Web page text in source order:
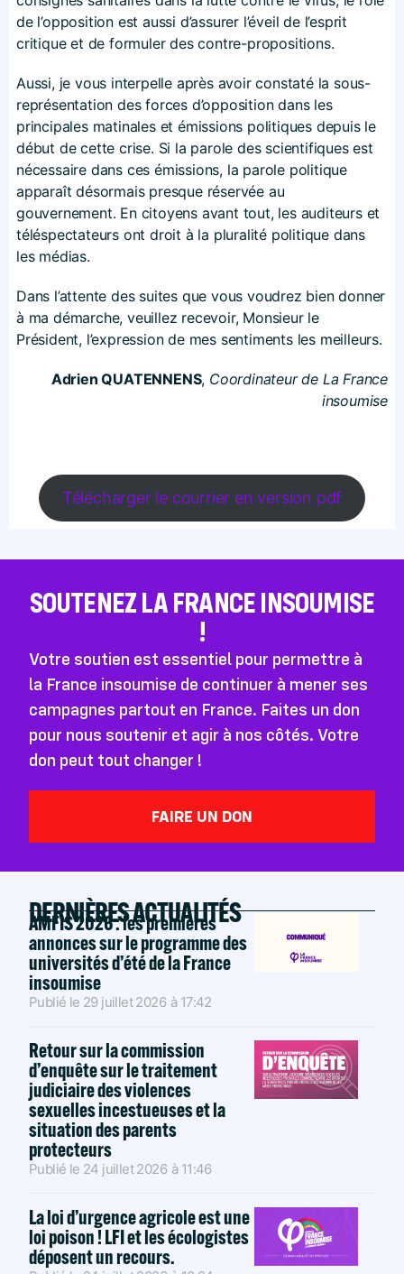
de l’opposition est aussi d’assurer l’éveil de l’esprit
critique et de formuler des contre-propositions.
Aussi, je vous interpelle après avoir constaté la sous-
représentation des forces d’opposition dans les
principales matinales et émissions politiques depuis le
début de cette crise. Si la parole des scientifiques est
nécessaire dans ces émissions, la parole politique
apparaît désormais presque réservée au
gouvernement. En citoyens avant tout, les auditeurs et
téléspectateurs ont droit à la pluralité politique dans
les médias.
Dans l’attente des suites que vous voudrez bien donner
à ma démarche, veuillez recevoir, Monsieur le
Président, l’expression de mes sentiments les meilleurs.
Adrien QUATENNENS, Coordinateur de La France
insoumise
Télécharger le courrier en version pdf
SOUTENEZ LA FRANCE INSOUMISE
!
Votre soutien est essentiel pour permettre à
la France insoumise de continuer à mener ses
campagnes partout en France. Faites un don
pour nous soutenir et agir à nos côtés. Votre
don peut tout changer !
FAIRE UN DON
DERNIÈRES ACTUALITÉS
AMFIS 2026 : les premières
annonces sur le programme des
universités d’été de la France
insoumise
Publié le 29 juillet 2026 à 17:42
Retour sur la commission
d’enquête sur le traitement
judiciaire des violences
sexuelles incestueuses et la
situation des parents
protecteurs
Publié le 24 juillet 2026 à 11:46
La loi d’urgence agricole est une
loi poison ! LFI et les écologistes
déposent un recours.